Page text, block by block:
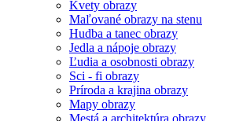
Kvety obrazy
Maľované obrazy na stenu
Hudba a tanec obrazy
Jedla a nápoje obrazy
Ľudia a osobnosti obrazy
Sci - fi obrazy
Príroda a krajina obrazy
Mapy obrazy
Mestá a architektúra obrazy